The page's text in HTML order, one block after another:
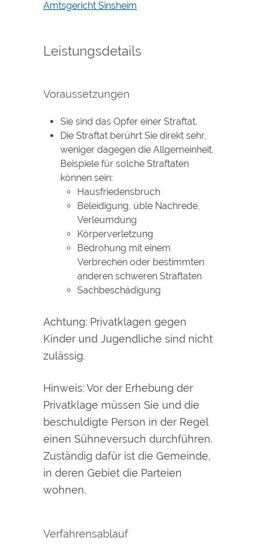
Amtsgericht Sinsheim
Leistungsdetails
Voraussetzungen
Sie sind das Opfer einer Straftat.
Die Straftat berührt Sie direkt sehr,
weniger dagegen die Allgemeinheit.
Beispiele für solche Straftaten
können sein:
Hausfriedensbruch
Beleidigung, üble Nachrede,
Verleumdung
Körperverletzung
Bedrohung mit einem
Verbrechen oder bestimmten
anderen schweren Straftaten
Sachbeschädigung
Achtung: Privatklagen gegen
Kinder und Jugendliche sind nicht
zulässig.
Hinweis: Vor der Erhebung der
Privatklage müssen Sie und die
beschuldigte Person in der Regel
einen Sühneversuch durchführen.
Zuständig dafür ist die Gemeinde,
in deren Gebiet die Parteien
wohnen.
Verfahrensablauf